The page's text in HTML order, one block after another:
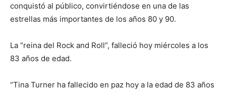
conquistó al público, convirtiéndose en una de las
estrellas más importantes de los años 80 y 90.
La “reina del Rock and Roll”, falleció hoy miércoles a los
83 años de edad.
“Tina Turner ha fallecido en paz hoy a la edad de 83 años